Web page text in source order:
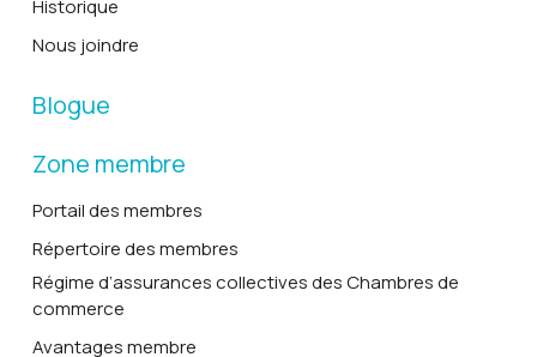
Historique
Nous joindre
Blogue
Zone membre
Portail des membres
Répertoire des membres
Régime d’assurances collectives des Chambres de
commerce
Avantages membre